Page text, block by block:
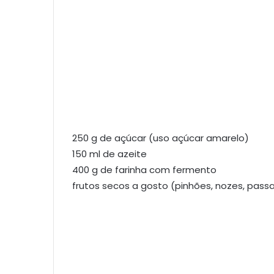
250 g de açúcar (uso açúcar amarelo)
150 ml de azeite
400 g de farinha com fermento
frutos secos a gosto (pinhões, nozes,